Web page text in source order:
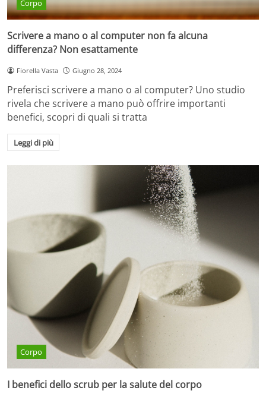
Corpo
Scrivere a mano o al computer non fa alcuna
differenza? Non esattamente
Fiorella Vasta Giugno 28, 2024
Preferisci scrivere a mano o al computer? Uno studio
rivela che scrivere a mano può offrire importanti
benefici, scopri di quali si tratta
Leggi di più
Corpo
I benefici dello scrub per la salute del corpo